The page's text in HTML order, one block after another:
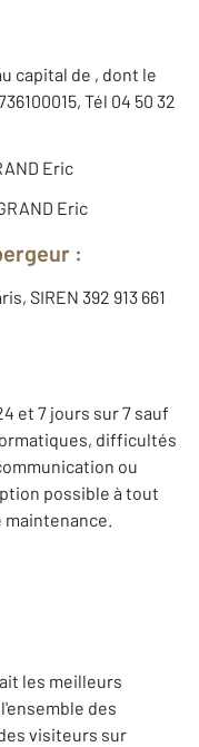
capital de , dont le
Tél 04 50 32
Eric
Eric
:
SIREN 392 913 661
et 7 jours sur 7 sauf
difficultés
ou
possible à tout
maintenance.
les meilleurs
des
visiteurs sur